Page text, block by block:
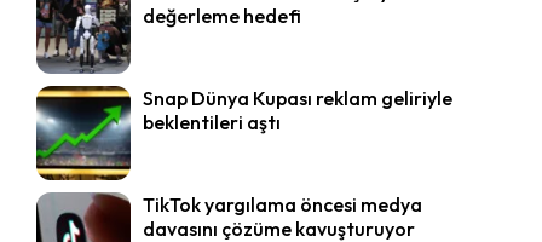
değerleme hedefi
Snap Dünya Kupası reklam geliriyle
beklentileri aştı
TikTok yargılama öncesi medya
davasını çözüme kavuşturuyor